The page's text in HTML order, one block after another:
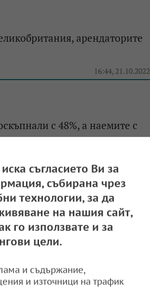
арендаторите
16:44, 21.10.2022
с 48%, а наемите с
съгласието Ви за
събирана чрез
технологии, за да
на нашия сайт,
го използвате и за
цели.
и съдържание,
и източници на трафик